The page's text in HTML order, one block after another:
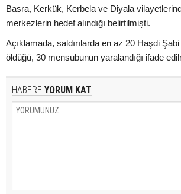
Basra, Kerkük, Kerbela ve Diyala
merkezlerin hedef alındığı belirtilmişti.
Açıklamada, saldırılarda en az 20 Haşdi
öldüğü, 30 mensubunun yaralandığı ifade
HABERE YORUM KAT